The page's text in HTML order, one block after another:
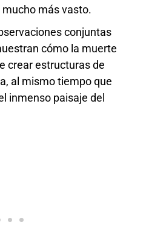
más vasto.
conjuntas
cómo la muerte
crear estructuras de
al mismo tiempo que
inmenso paisaje del